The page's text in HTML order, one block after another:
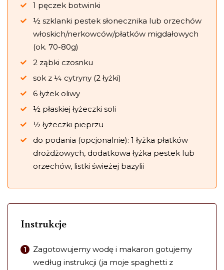
1 pęczek botwinki
½ szklanki pestek słonecznika lub orzechów
włoskich/nerkowców/płatków migdałowych
(ok. 70-80g)
2 ząbki czosnku
sok z ¼ cytryny (2 łyżki)
6 łyżek oliwy
½ płaskiej łyżeczki soli
½ łyżeczki pieprzu
do podania (opcjonalnie): 1 łyżka płatków
drożdżowych, dodatkowa łyżka pestek lub
orzechów, listki świeżej bazylii
Instrukcje
Zagotowujemy wodę i makaron gotujemy
według instrukcji (ja moje spaghetti z